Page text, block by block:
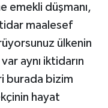
emekli düşmanı,
maalesef
ülkenin
aynı iktidarın
burada bizim
hayat